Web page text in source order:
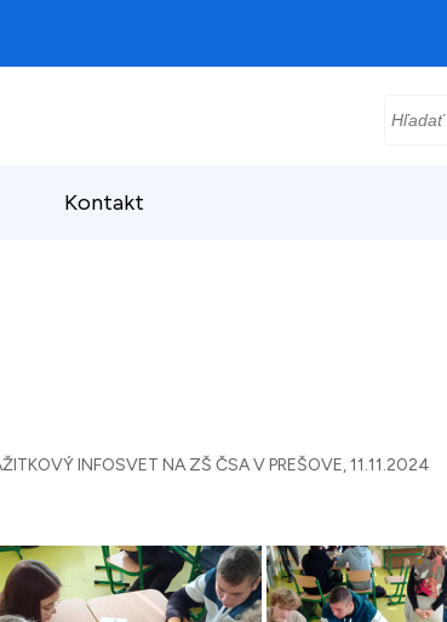
Hľadať:
Kontakt
INFOSVET NA ZŠ ČSA V PREŠOVE, 11.11.2024